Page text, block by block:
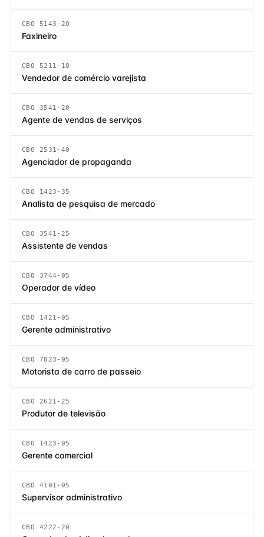
CBO 5143-20
Faxineiro
CBO 5211-10
Vendedor de comércio varejista
CBO 3541-20
Agente de vendas de serviços
CBO 2531-40
Agenciador de propaganda
CBO 1423-35
Analista de pesquisa de mercado
CBO 3541-25
Assistente de vendas
CBO 3744-05
Operador de vídeo
CBO 1421-05
Gerente administrativo
CBO 7823-05
Motorista de carro de passeio
CBO 2621-25
Produtor de televisão
CBO 1423-05
Gerente comercial
CBO 4101-05
Supervisor administrativo
CBO 4222-20